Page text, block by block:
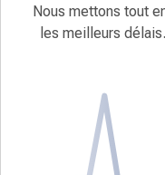
Nous mettons tout
les meilleurs